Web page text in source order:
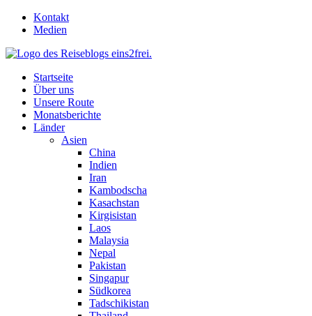
Skip
Kontakt
Medien
Startseite
Über uns
Unsere Route
Monatsberichte
Länder
Asien
China
Indien
Iran
Kambodscha
Kasachstan
Kirgisistan
Laos
Malaysia
Nepal
Pakistan
Singapur
Südkorea
Tadschikistan